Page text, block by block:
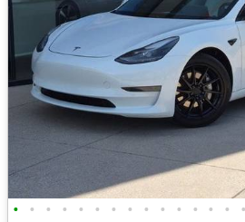
• • • • • • • • • • • • • • •